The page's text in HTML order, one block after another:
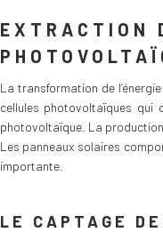
EXTRACTION
La transformation de
cellules photovoltaïques qui
photovoltaïque. La production
Les panneaux solaires
importante.
LE CAPTAGE